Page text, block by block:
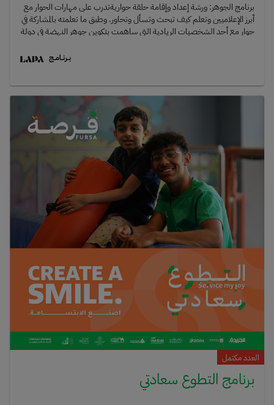
برنامج الجوهر: ورشة إعداد وإقامة حلقة حواريةتدرب على مهارات الحوار مع
أبرز الإعلاميين وتعلم كيف تبحث وتسأل وتحاور. وطبق ما تعلمته بالمشاركة في
حوار مع أحد الشخصيات الريادية التي ساهمت بتكوين جوهر النهضة في دولة
العدد مكتمل
برنامج التطوع سعادتي